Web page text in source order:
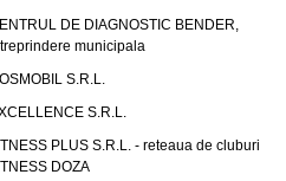
DE DIAGNOSTIC BENDER,
municipala
S.R.L.
S.R.L.
PLUS S.R.L. - reteaua de cluburi
DOZA